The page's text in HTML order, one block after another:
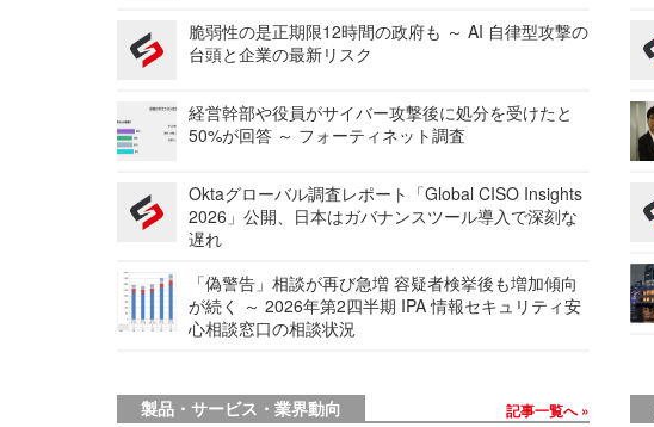
脆弱性の是正期限12時間の政府も ～ AI 自律型攻撃の
台頭と企業の最新リスク
経営幹部や役員がサイバー攻撃後に処分を受けたと
50%が回答 ～ フォーティネット調査
Oktaグローバル調査レポート「Global CISO Insights
2026」公開、日本はガバナンスツール導入で深刻な
遅れ
「偽警告」相談が再び急増 容疑者検挙後も増加傾向
が続く ～ 2026年第2四半期 IPA 情報セキュリティ安
心相談窓口の相談状況
製品・サービス・業界動向 記事一覧へ